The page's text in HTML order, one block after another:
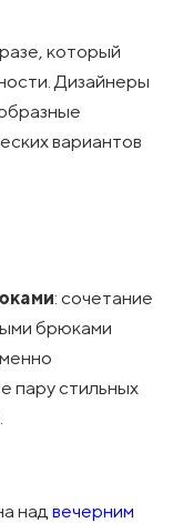
который
Дизайнеры
вариантов
: сочетание
брюками
пару стильных
надвечерним